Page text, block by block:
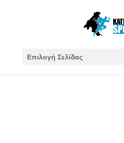
Επιλογή Σελίδας